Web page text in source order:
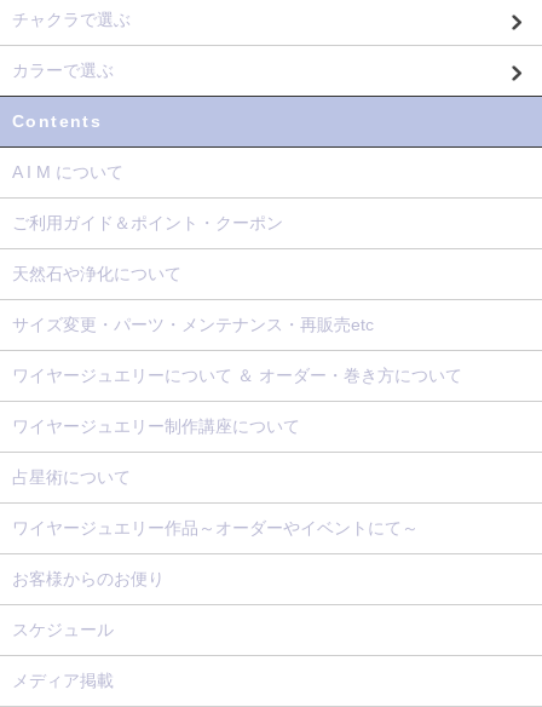
チャクラで選ぶ
カラーで選ぶ
Contents
A I M について
ご利用ガイド＆ポイント・クーポン
天然石や浄化について
サイズ変更・パーツ・メンテナンス・再販売etc
ワイヤージュエリーについて ＆ オーダー・巻き方について
ワイヤージュエリー制作講座について
占星術について
ワイヤージュエリー作品～オーダーやイベントにて～
お客様からのお便り
スケジュール
メディア掲載